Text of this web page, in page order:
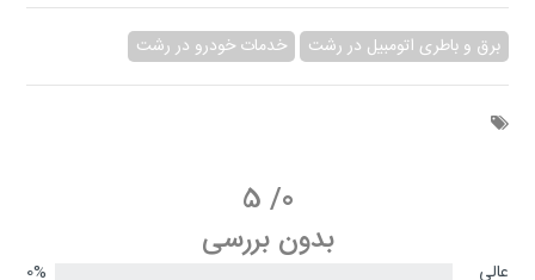
برق و باطری اتومبیل در رشت خدمات خودرو در رشت
0
/
5
بدون بررسی
عالی
0%